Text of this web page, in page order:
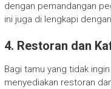
dengan pemandangan
ini juga di lengkapi
4. Restoran dan
Bagi tamu yang tidak
menyediakan restoran